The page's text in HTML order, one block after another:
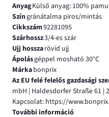
AnyagKülső anyag: 100%
Színgránátalma piros/mintás
Cikkszám92281095
Szárhossz3/4-es szár
Ujj hosszarövid ujj
Ápolásgéppel mosható 30°C
Márkabonprix
Az EU felé felelős gazdasági
mbH | Haldesdorfer Straße 61 |
Kapcsolat: https://
További információ